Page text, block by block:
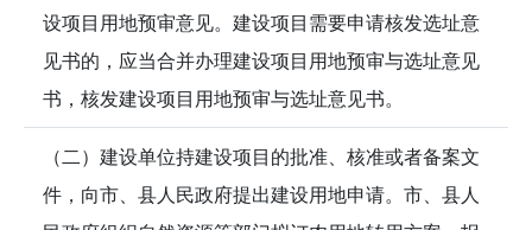
设项目用地预审意见。建设项目需要申请核发选址意
见书的，应当合并办理建设项目用地预审与选址意见
书，核发建设项目用地预审与选址意见书。
（二）建设单位持建设项目的批准、核准或者备案文
件，向市、县人民政府提出建设用地申请。市、县人